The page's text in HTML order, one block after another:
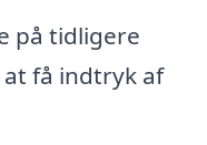
på tidligere
få indtryk af